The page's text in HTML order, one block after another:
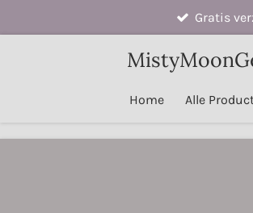
Gratis
Home Alle